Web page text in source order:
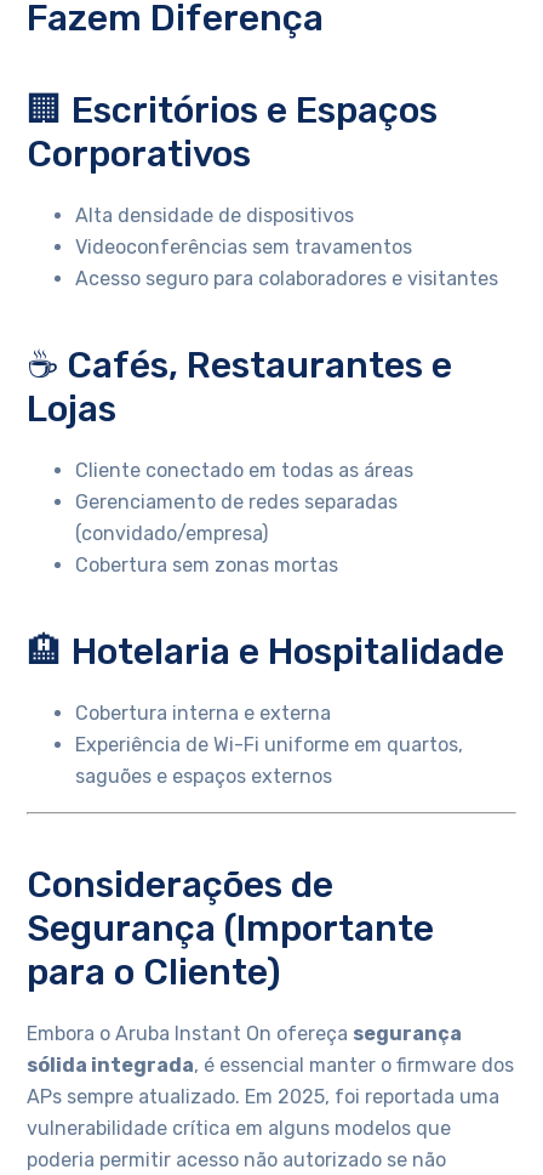
Fazem Diferença
🏢 Escritórios e Espaços
Corporativos
Alta densidade de dispositivos
Videoconferências sem travamentos
Acesso seguro para colaboradores e visitantes
☕ Cafés, Restaurantes e
Lojas
Cliente conectado em todas as áreas
Gerenciamento de redes separadas
(convidado/empresa)
Cobertura sem zonas mortas
🏨 Hotelaria e Hospitalidade
Cobertura interna e externa
Experiência de Wi-Fi uniforme em quartos,
saguões e espaços externos
Considerações de
Segurança (Importante
para o Cliente)
Embora o Aruba Instant On ofereça segurança
sólida integrada, é essencial manter o firmware dos
APs sempre atualizado. Em 2025, foi reportada uma
vulnerabilidade crítica em alguns modelos que
poderia permitir acesso não autorizado se não